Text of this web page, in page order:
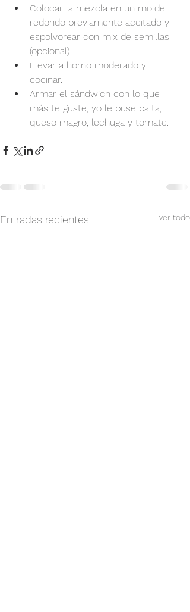
Colocar la mezcla en un molde
redondo previamente aceitado y
espolvorear con mix de semillas
(opcional).
Llevar a horno moderado y
cocinar.
Armar el sándwich con lo que
más te guste, yo le puse palta,
queso magro, lechuga y tomate.
Entradas recientes Ver todo